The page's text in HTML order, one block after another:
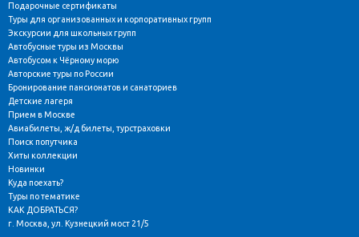
Подарочные сертификаты
Туры для организованных и корпоративных групп
Экскурсии для школьных групп
Автобусные туры из Москвы
Автобусом к Чёрному морю
Авторские туры по России
Бронирование пансионатов и санаториев
Детские лагеря
Прием в Москве
Авиабилеты, ж/д билеты, турстраховки
Поиск попутчика
Хиты коллекции
Новинки
Куда поехать?
Туры по тематике
КАК ДОБРАТЬСЯ?
г. Москва, ул. Кузнецкий мост 21/5